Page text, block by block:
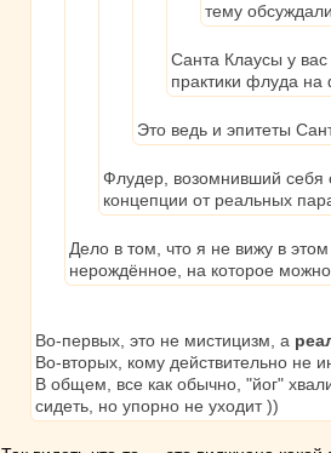
тему
Санта Клаусы у вас
практики флуда
Это ведь и эпитеты
Флудер, возомнивший себя
концепции от реальных
Дело в том, что я не вижу в
нерождённое, на которое
Во-первых, это не мистицизм, а
Во-вторых, кому действительно не
В общем, все как обычно, "йог"
сидеть, но упорно не уходит ))